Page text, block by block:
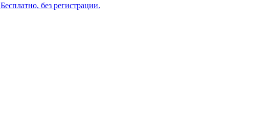
без регистрации.